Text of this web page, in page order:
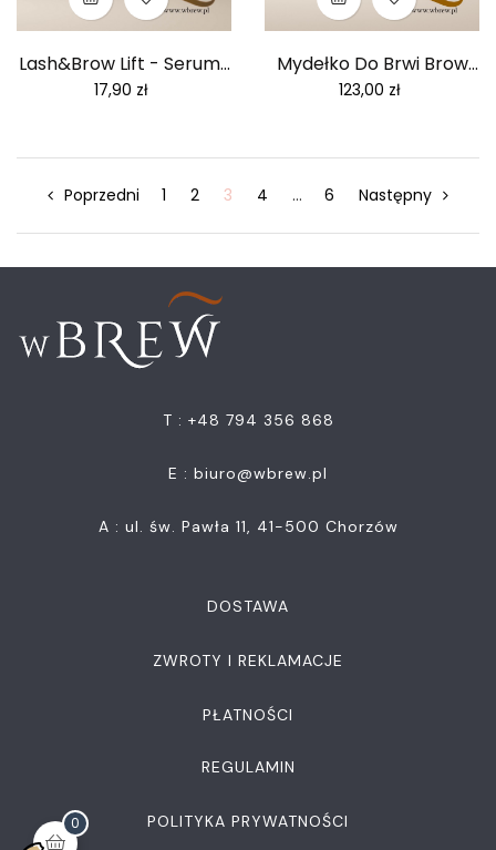
Lash&Brow Lift - Serum...
Cena
17,90 zł
Mydełko Do Brwi Brow
Fix Ze...
Cena
123,00 zł
Poprzedni 1 2 3 4 … 6 Następny
T : +48 794 356 868
E : biuro@wbrew.pl
A : ul. św. Pawła 11, 41-500 Chorzów
DOSTAWA
ZWROTY I REKLAMACJE
PŁATNOŚCI
REGULAMIN
POLITYKA PRYWATNOŚCI
0